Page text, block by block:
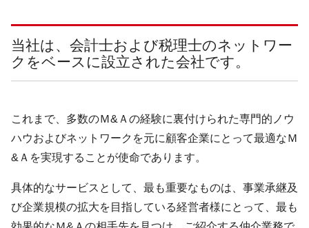
当社は、会計士および税理士のネットワー
クをベースに設立された会社です。
これまで、多数のＭ&Ａの経験に裏付けられた専門的ノウ
ハウおよびネットワークを元に顧客企業にとって最適なＭ
&Ａを実現することが使命であります。
具体的なサービスとして、最も重要なものは、事業承継及
び企業規模の拡大を目指している経営者様にとって、最も